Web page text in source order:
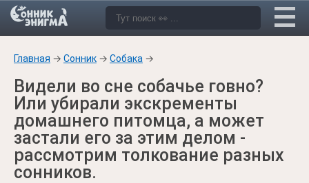
Главная → Сонник → Собака →
Видели во сне собачье говно?
Или убирали экскременты
домашнего питомца, а может
застали его за этим делом -
рассмотрим толкование разных
сонников.